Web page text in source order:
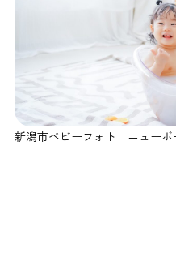
新潟市ベビーフォト ニュー